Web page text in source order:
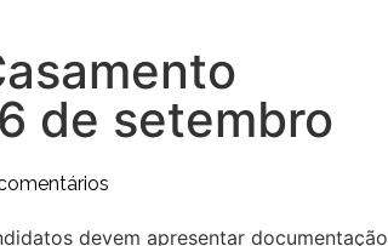
de setembro
devem apresentar documentação